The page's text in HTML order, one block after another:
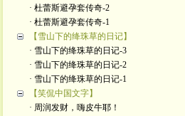
· 杜蕾斯避孕套传奇-2
· 杜蕾斯避孕套传奇-1
【雪山下的绛珠草的日记】
· 雪山下的绛珠草的日记-3
· 雪山下的绛珠草的日记-2
· 雪山下的绛珠草的日记-1
【笑侃中国文字】
· 周润发财，嗨皮牛耶！